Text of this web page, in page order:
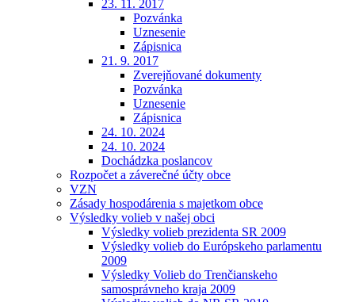
23. 11. 2017
Pozvánka
Uznesenie
Zápisnica
21. 9. 2017
Zverejňované dokumenty
Pozvánka
Uznesenie
Zápisnica
24. 10. 2024
24. 10. 2024
Dochádzka poslancov
Rozpočet a záverečné účty obce
VZN
Zásady hospodárenia s majetkom obce
Výsledky volieb v našej obci
Výsledky volieb prezidenta SR 2009
Výsledky volieb do Európskeho parlamentu
2009
Výsledky Volieb do Trenčianskeho
samosprávneho kraja 2009